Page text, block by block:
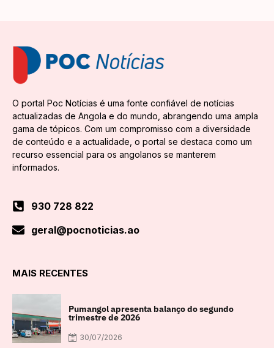
O portal Poc Notícias é uma fonte confiável de notícias
actualizadas de Angola e do mundo, abrangendo uma ampla
gama de tópicos. Com um compromisso com a diversidade
de conteúdo e a actualidade, o portal se destaca como um
recurso essencial para os angolanos se manterem
informados.
930 728 822
geral@pocnoticias.ao
MAIS RECENTES
Pumangol apresenta balanço do segundo
trimestre de 2026
30/07/2026